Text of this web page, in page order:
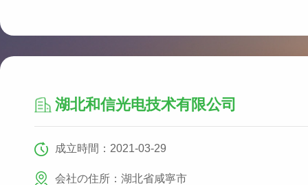
湖北和信光电技术有限公司
成立時間：2021-03-29
会社の住所：湖北省咸寧市